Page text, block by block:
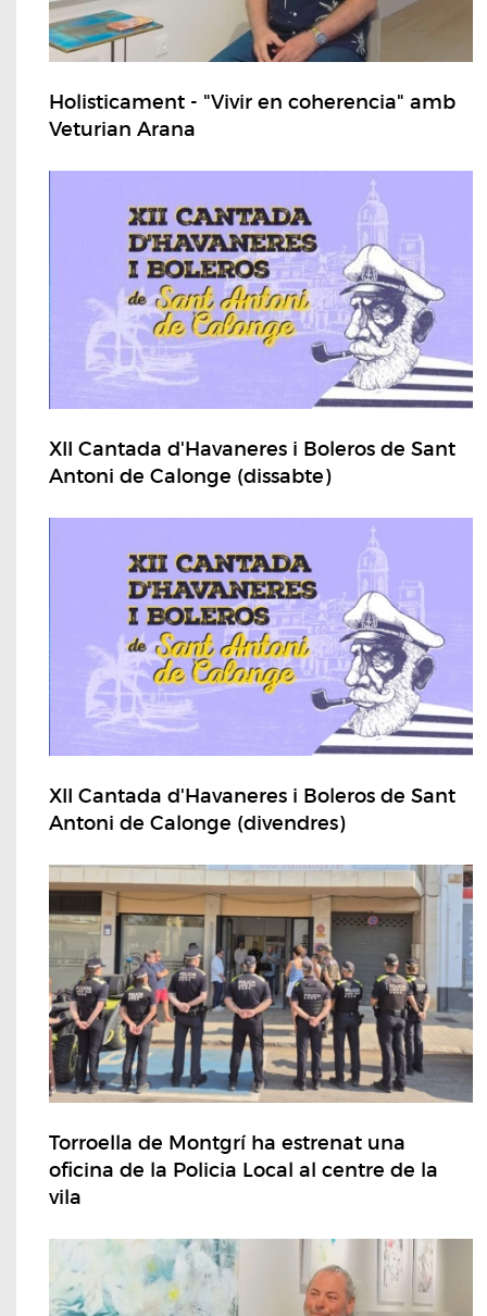
Holisticament - "Vivir en coherencia" amb
Veturian Arana
XII Cantada d'Havaneres i Boleros de Sant
Antoni de Calonge (dissabte)
XII Cantada d'Havaneres i Boleros de Sant
Antoni de Calonge (divendres)
Torroella de Montgrí ha estrenat una
oficina de la Policia Local al centre de la
vila